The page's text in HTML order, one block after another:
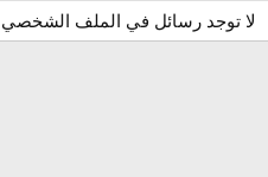
لا توجد رسائل في الملف الشخصي